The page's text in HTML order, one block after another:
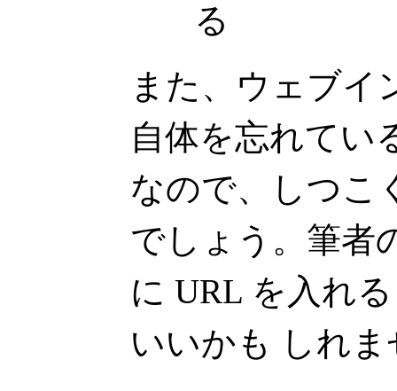
る
また、ウェブイ
自体を忘れてい
なので、しつこ
でしょう。筆者
に URL を入れ
いいかも しれ